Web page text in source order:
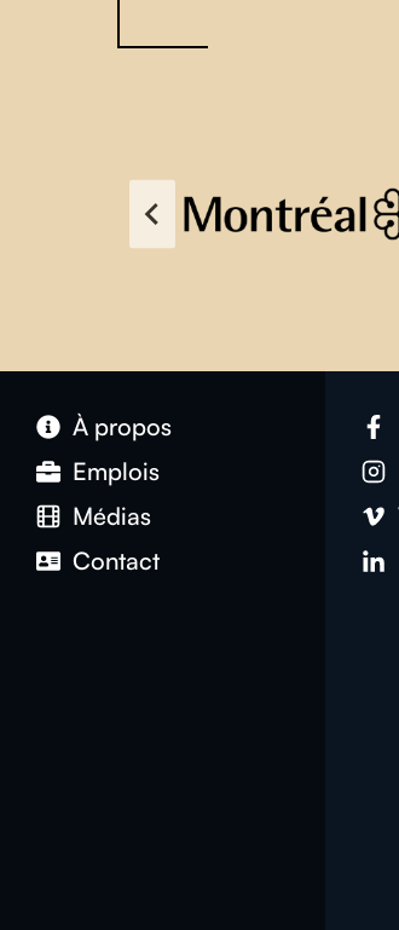
À propos
Emplois
Médias
Contact